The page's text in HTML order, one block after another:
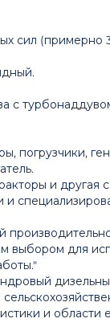
сил (примерно
с
погрузчики,
и другая
выбором для
и области